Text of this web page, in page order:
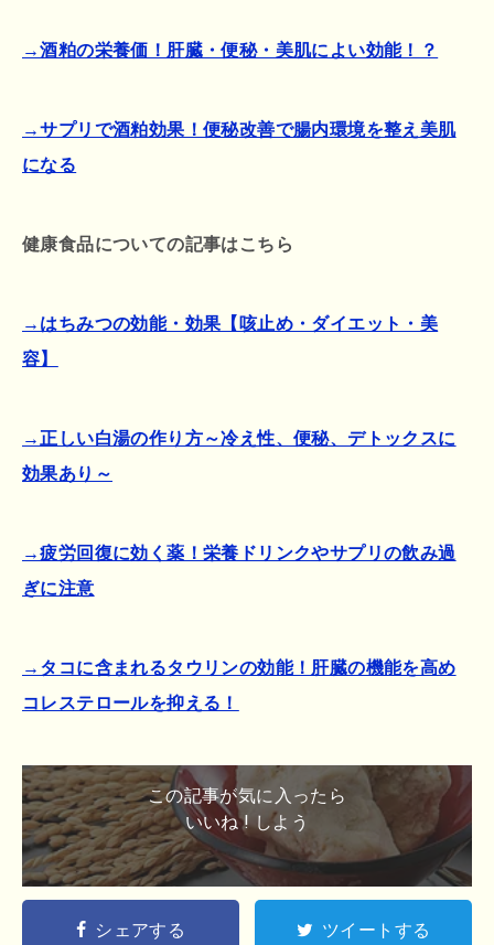
→酒粕の栄養価！肝臓・便秘・美肌によい効能！？
→サプリで酒粕効果！便秘改善で腸内環境を整え美肌
になる
健康食品についての記事はこちら
→はちみつの効能・効果【咳止め・ダイエット・美
容】
→正しい白湯の作り方～冷え性、便秘、デトックスに
効果あり～
→疲労回復に効く薬！栄養ドリンクやサプリの飲み過
ぎに注意
→タコに含まれるタウリンの効能！肝臓の機能を高め
コレステロールを抑える！
この記事が気に入ったら
いいね ! しよう
シェアする ツイートする